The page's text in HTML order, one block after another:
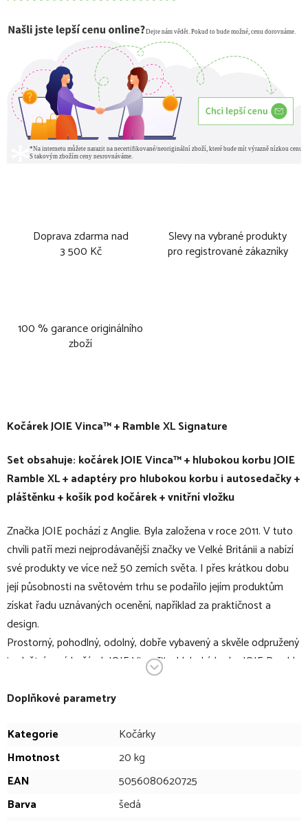
Doprava zdarma nad
3 500 Kč
Slevy na vybrané produkty
pro registrované zákazníky
100 % garance originálního
zboží
Kočárek JOIE Vinca™ + Ramble XL Signature
Set obsahuje: kočárek JOIE Vinca™ + hlubokou korbu JOIE
Ramble XL + adaptéry pro hlubokou korbu i autosedačky +
pláštěnku + košík pod kočárek + vnitřní vložku
Značka JOIE pochází z Anglie. Byla založena v roce 2011. V tuto
chvíli patří mezi nejprodávanější značky ve Velké Británii a nabízí
své produkty ve více než 50 zemích světa. I přes krátkou dobu
její působnosti na světovém trhu se podařilo jejím produktům
získat řadu uznávaných ocenění, například za praktičnost a
design.
Prostorný, pohodlný, odolný, dobře vybavený a skvěle odpružený
i odvětrávaný kočárek JOIE Vinca™ a hluboká korba JOIE Ramble
XL budou skvělými parťáky pro první roky s vaší ratolestí. Zcela
unikátní možnost nastavení výšky sezení nebo korby ušetří záda
Nastavení výšky sezení využijete i třeba v restauraci kdy z
kočárku uděláte takřka jídelní židličku v ideální výšce u stolu.
Odpružení všech kol je zde doplněno ještě o dodatečné
odpružení sezení a společně nabízí skvělý komfort. Kočárek nabízí
fantastické zastínění i odvětrávání, jedno z nejlepších na trhu.
Doplňkové parametry
Kategorie
Kočárky
Hmotnost
20 kg
EAN
5056080620725
Barva
šedá